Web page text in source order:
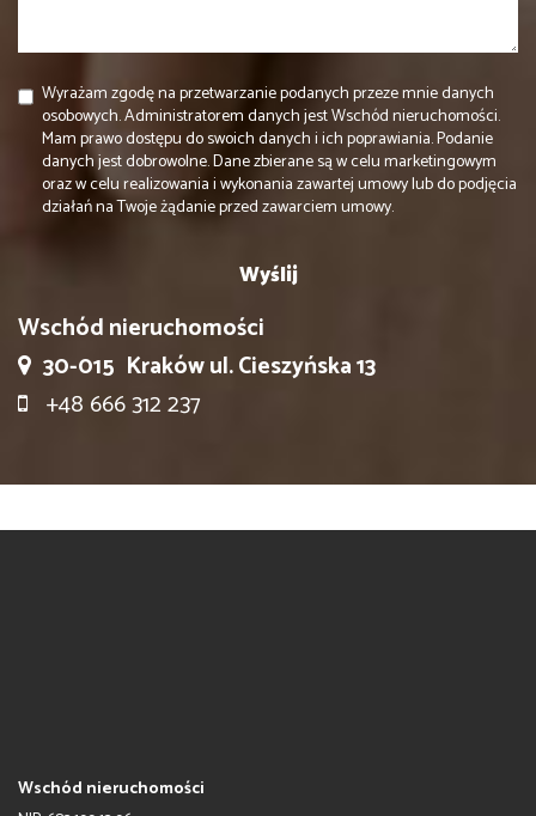
Wyrażam zgodę na przetwarzanie podanych przeze mnie danych
osobowych. Administratorem danych jest Wschód nieruchomości.
Mam prawo dostępu do swoich danych i ich poprawiania. Podanie
danych jest dobrowolne. Dane zbierane są w celu marketingowym
oraz w celu realizowania i wykonania zawartej umowy lub do podjęcia
działań na Twoje żądanie przed zawarciem umowy.
Wschód nieruchomości
30-015 Kraków ul. Cieszyńska 13
+48 666 312 237
Wschód nieruchomości